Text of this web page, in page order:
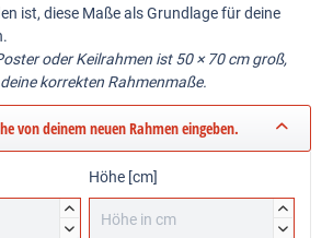
ist, diese Maße als Grundlage für deine
oder Keilrahmen ist 50 × 70 cm groß,
korrekten Rahmenmaße.
von deinem neuen Rahmen eingeben.


Höhe [cm]

